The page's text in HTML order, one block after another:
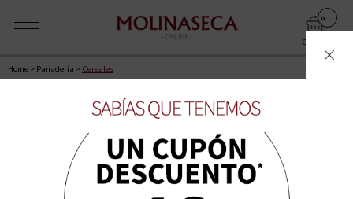
CARRITO
0
Home > Panaderí­a > Cereales
La próxima franja disponible para entrega a domicilio es: Lunes
RECIEN SALIDO DEL HORNO